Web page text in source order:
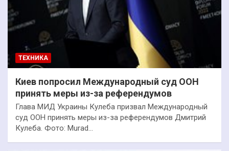
ТЕХНИКА
Киев попросил Международный суд ООН
принять меры из-за референдумов
Глава МИД Украины Кулеба призвал Международный
суд ООН принять меры из-за референдумов Дмитрий
Кулеба. Фото: Murad…